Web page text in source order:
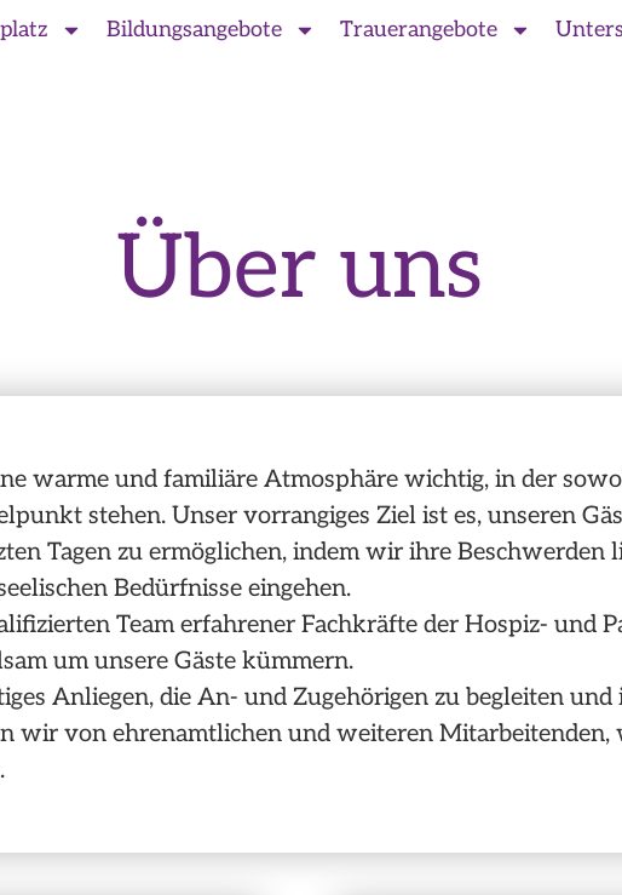
Bildungsangebote Trauerangebote
Über uns
warme und familiäre Atmosphäre wichtig, in der
stehen. Unser vorrangiges Ziel ist es, unseren
Tagen zu ermöglichen, indem wir ihre Beschwerden
Bedürfnisse eingehen.
Team erfahrener Fachkräfte der Hospiz- und
um unsere Gäste kümmern.
Anliegen, die An- und Zugehörigen zu begleiten
wir von ehrenamtlichen und weiteren Mitarbeitenden,